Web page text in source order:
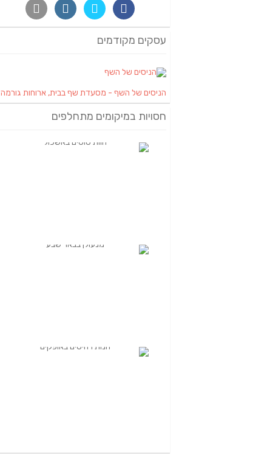
עסקים מקודמים
הניסים של השף - מסעדת שף בבית, ארוחות גורמה
חסויות במיקומים מתחלפים